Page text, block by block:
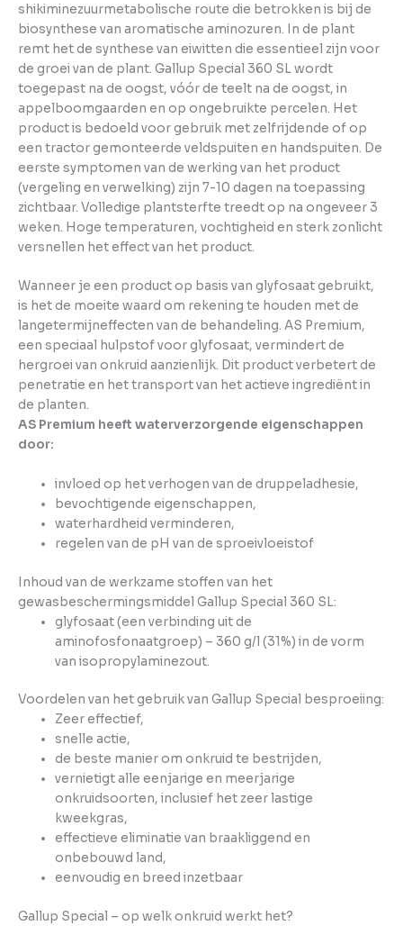
shikiminezuurmetabolische route die betrokken is bij de
biosynthese van aromatische aminozuren. In de plant
remt het de synthese van eiwitten die essentieel zijn voor
de groei van de plant. Gallup Special 360 SL wordt
toegepast na de oogst, vóór de teelt na de oogst, in
appelboomgaarden en op ongebruikte percelen. Het
product is bedoeld voor gebruik met zelfrijdende of op
een tractor gemonteerde veldspuiten en handspuiten. De
eerste symptomen van de werking van het product
(vergeling en verwelking) zijn 7-10 dagen na toepassing
zichtbaar. Volledige plantsterfte treedt op na ongeveer 3
weken. Hoge temperaturen, vochtigheid en sterk zonlicht
versnellen het effect van het product.
Wanneer je een product op basis van glyfosaat gebruikt,
is het de moeite waard om rekening te houden met de
langetermijneffecten van de behandeling. AS Premium,
een speciaal hulpstof voor glyfosaat, vermindert de
hergroei van onkruid aanzienlijk. Dit product verbetert de
penetratie en het transport van het actieve ingrediënt in
de planten.
AS Premium heeft waterverzorgende eigenschappen
door:
invloed op het verhogen van de druppeladhesie,
bevochtigende eigenschappen,
waterhardheid verminderen,
regelen van de pH van de sproeivloeistof
Inhoud van de werkzame stoffen van het
gewasbeschermingsmiddel Gallup Special 360 SL:
glyfosaat (een verbinding uit de
aminofosfonaatgroep) – 360 g/l (31%) in de vorm
van isopropylaminezout.
Voordelen van het gebruik van Gallup Special besproeiing:
Zeer effectief,
snelle actie,
de beste manier om onkruid te bestrijden,
vernietigt alle eenjarige en meerjarige
onkruidsoorten, inclusief het zeer lastige
kweekgras,
effectieve eliminatie van braakliggend en
onbebouwd land,
eenvoudig en breed inzetbaar
Gallup Special – op welk onkruid werkt het?